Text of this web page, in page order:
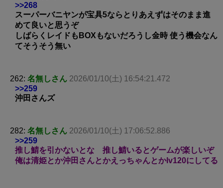
>>268
スーパーバニヤンが宝具5ならとりあえずはそのまま進
めて良いと思うぞ
しばらくレイドもBOXもないだろうし金時 使う機会なん
てそうそう無い
262: 名無しさん 2026/01/10(土) 16:54:21.472
>>259
沖田さんズ
282: 名無しさん 2026/01/10(土) 17:06:52.886
>>259
推し鯖を引かないとな 推し鯖いるとゲームが楽しいぞ
俺は清姫とか沖田さんとかえっちゃんとかlv120にしてる